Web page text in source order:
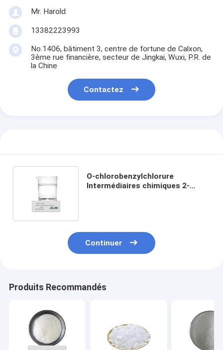
Mr. Harold
13382223993
No.1406, bâtiment 3, centre de fortune de Calxon,
3ème rue financière, secteur de Jingkai, Wuxi, P.R. de
la Chine
Contactez
O-chlorobenzylchlorure
Intermédiaires chimiques 2-
Continuer
Produits Recommandés